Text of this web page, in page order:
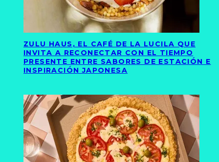
ZULU HAUS, EL CAFÉ DE LA LUCILA QUE
INVITA A RECONECTAR CON EL TIEMPO
PRESENTE ENTRE SABORES DE ESTACIÓN E
INSPIRACIÓN JAPONESA